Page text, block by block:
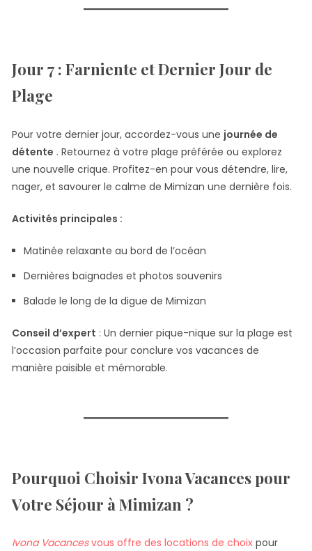
Jour 7 : Farniente et Dernier Jour de
Plage
Pour votre dernier jour, accordez-vous une journée de
détente . Retournez à votre plage préférée ou explorez
une nouvelle crique. Profitez-en pour vous détendre, lire,
nager, et savourer le calme de Mimizan une dernière fois.
Activités principales :
Matinée relaxante au bord de l’océan
Dernières baignades et photos souvenirs
Balade le long de la digue de Mimizan
Conseil d’expert : Un dernier pique-nique sur la plage est
l’occasion parfaite pour conclure vos vacances de
manière paisible et mémorable.
Pourquoi Choisir Ivona Vacances pour
Votre Séjour à Mimizan ?
Ivona Vacancesvous offre des locations de choixpour